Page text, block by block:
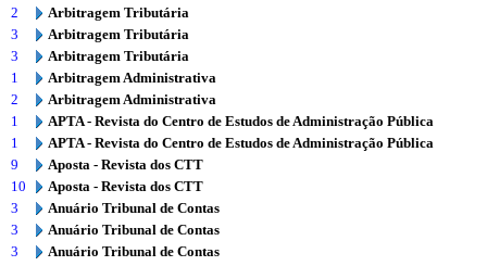
2
Arbitragem Tributária
3
Arbitragem Tributária
3
Arbitragem Tributária
1
Arbitragem Administrativa
2
Arbitragem Administrativa
1
APTA - Revista do Centro de Estudos de Administração Pública
1
APTA - Revista do Centro de Estudos de Administração Pública
9
Aposta - Revista dos CTT
10
Aposta - Revista dos CTT
3
Anuário Tribunal de Contas
3
Anuário Tribunal de Contas
3
Anuário Tribunal de Contas